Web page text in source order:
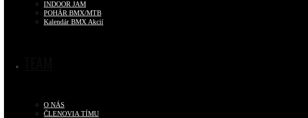
INDOOR JAM
POHÁR BMX/MTB
Kalendár BMX Akcií
O NÁS
ČLENOVIA TÍMU